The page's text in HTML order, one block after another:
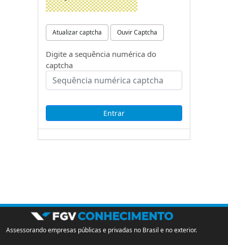
Atualizar captcha Ouvir Captcha
Digite a sequência numérica do
captcha
Assessorando empresas públicas e privadas no Brasil e no exterior.